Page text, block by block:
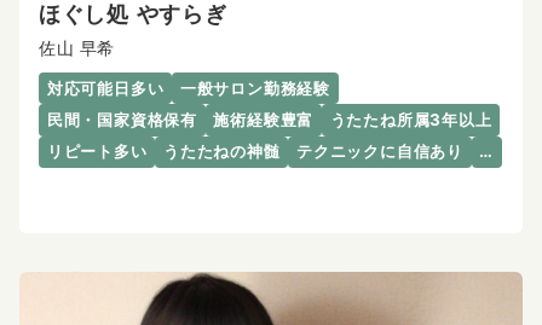
ほぐし処 やすらぎ
佐山 早希
対応可能日多い
一般サロン勤務経験
民間・国家資格保有
施術経験豊富
うたたね所属3年以上
リピート多い
うたたねの神髄 テクニックに自信あり …